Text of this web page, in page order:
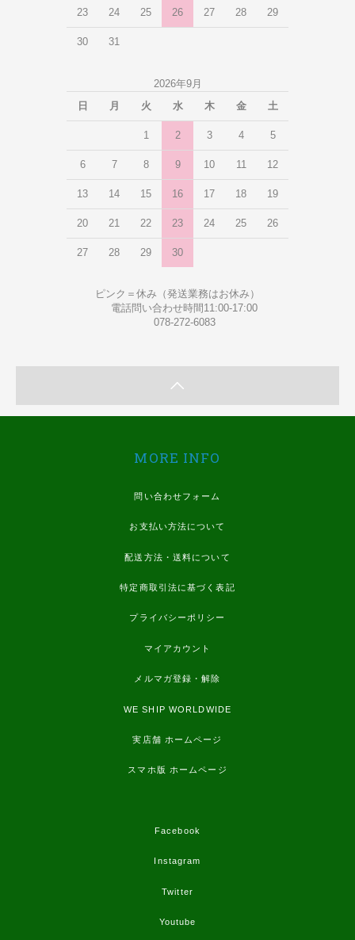
23 24 25 26 27 28 29
30 31
2026年9月
日
月 火 水 木 金 土
1 2 3 4 5
6 7 8 9 10 11 12
13 14 15 16 17 18 19
20 21 22 23 24 25 26
27 28 29 30
ピンク＝休み（発送業務はお休み）
電話問い合わせ時間11:00-17:00
078-272-6083
MORE INFO
問い合わせフォーム
お支払い方法について
配送方法・送料について
特定商取引法に基づく表記
プライバシーポリシー
マイアカウント
メルマガ登録・解除
WE SHIP WORLDWIDE
実店舗 ホームページ
スマホ版 ホームページ
Facebook
Instagram
Twitter
Youtube